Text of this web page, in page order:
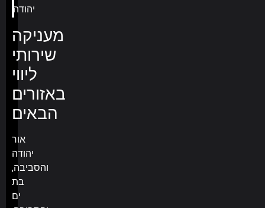
מעניקה
שירותי
ליווי
באזורים
הבאים
אור
יהודה
והסביבה,
בת
ים